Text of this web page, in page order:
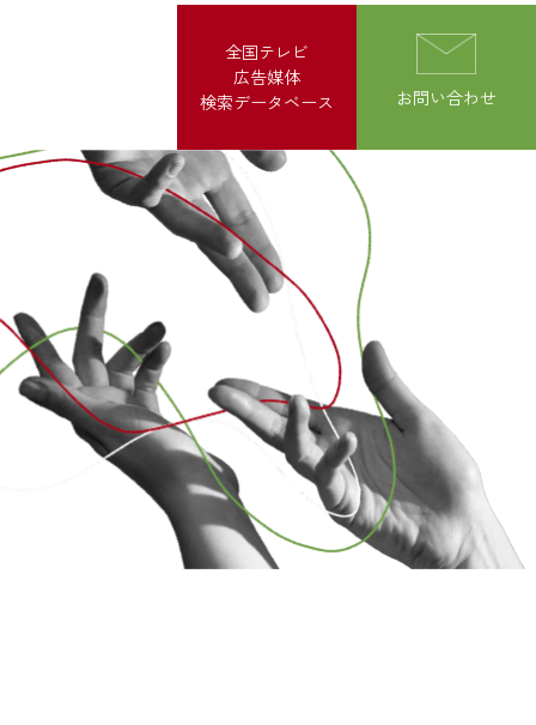
全国テレビ
広告媒体
検索データベース
お問い合わせ